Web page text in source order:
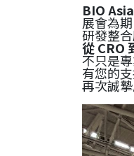
BIO
展會為
研發整
從 CRO
不只是
有您的
再次誠